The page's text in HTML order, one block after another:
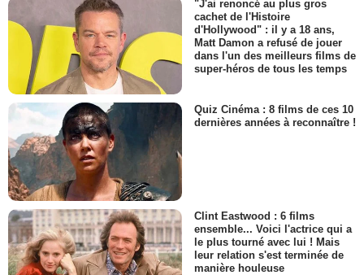
"J'ai renoncé au plus gros
cachet de l'Histoire
d'Hollywood" : il y a 18 ans,
Matt Damon a refusé de jouer
dans l'un des meilleurs films de
super-héros de tous les temps
Quiz Cinéma : 8 films de ces 10
dernières années à reconnaître !
Clint Eastwood : 6 films
ensemble... Voici l'actrice qui a
le plus tourné avec lui ! Mais
leur relation s'est terminée de
manière houleuse